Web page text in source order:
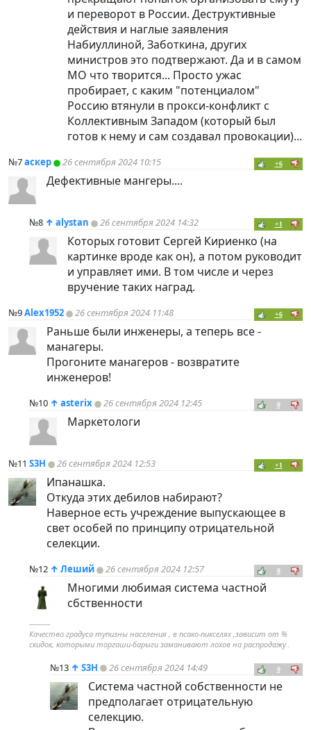
и переворот в России. Деструктивные
действия и наглые заявления
Набиуллиной, Заботкина, других
министров это подтвержают. Да и в самом
МО что творится... Просто ужас
пробирает, с каким "потенциалом"
Россию втянули в прокси-конфликт с
Коллективным Западом (который был
готов к нему и сам создавал провокации)...
№7аскер 26 сентября 2024 10:15 +6
Дефективные мангеры....
№8 ↑ alystan 26 сентября 2024 14:32 +1
Которых готовит Сергей Кириенко (на
картинке вроде как он), а потом руководит
и управляет ими. В том числе и через
вручение таких наград.
№9Alex1952 26 сентября 2024 11:48 +6
Раньше были инженеры, а теперь все -
манагеры.
Прогоните манагеров - возвратите
инженеров!
№10 ↑ asterix 26 сентября 2024 12:45 0
Маркетологи
№11 S3H 26 сентября 2024 12:53 +1
Ипанашка.
Откуда этих дебилов набирают?
Наверное есть учреждение выпускающее в
свет особей по принципу отрицательной
селекции.
№12 ↑ Леший 26 сентября 2024 12:57 0
Многими любимая система частной
сбственности
----------
Качество градуса тупизны населения , в псако-пикселях ,зависит от %
скидок, которыми торгаши-барыги заманивают лохов на распродажу .
№13 ↑ S3H 26 сентября 2024 14:49 0
Система частной собственности не
предполагает отрицательную
селекцию.